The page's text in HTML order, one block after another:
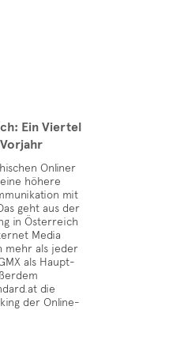
Ein Viertel
Onliner
höhere
mit
geht aus der
in Österreich
Media
mehr als jeder
als Haupt-
die
der Online-